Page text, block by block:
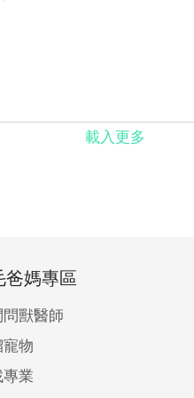
載入更多
爸媽專區
問獸醫師
寵物
專業